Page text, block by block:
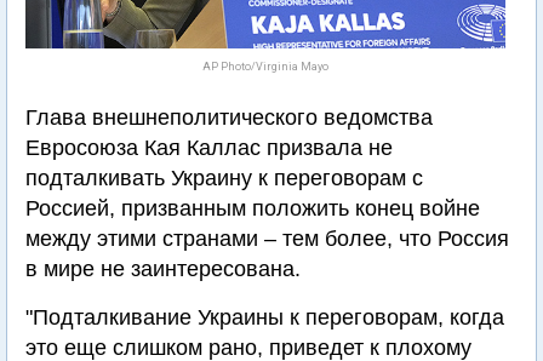
AP Photo/Virginia Mayo
Глава внешнеполитического ведомства
Евросоюза Кая Каллас призвала не
подталкивать Украину к переговорам с
Россией, призванным положить конец войне
между этими странами – тем более, что Россия
в мире не заинтересована.
"Подталкивание Украины к переговорам, когда
это еще слишком рано, приведет к плохому